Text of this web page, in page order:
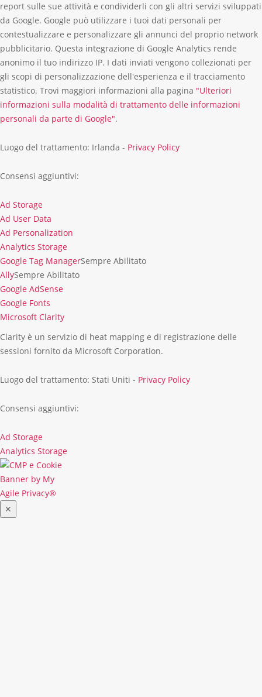
report sulle sue attività e condividerli con gli altri servizi sviluppati
da Google. Google può utilizzare i tuoi dati personali per
contestualizzare e personalizzare gli annunci del proprio network
pubblicitario. Questa integrazione di Google Analytics rende
anonimo il tuo indirizzo IP. I dati inviati vengono collezionati per
gli scopi di personalizzazione dell'esperienza e il tracciamento
statistico. Trovi maggiori informazioni alla pagina "Ulteriori
informazioni sulla modalità di trattamento delle informazioni
personali da parte di Google".
Luogo del trattamento: Irlanda - Privacy Policy
Consensi aggiuntivi:
Ad Storage
Ad
Storage
Ad User Data
Ad
User
Data
Ad Personalization
Ad
Personalization
Analytics Storage
Analytics
Storage
Google Tag ManagerSempre Abilitato
AllySempre Abilitato
Google AdSense
Google
AdSense
Google Fonts
Google
Microsoft Clarity
Clarity
Clarity è un servizio di heat mapping e di registrazione delle
sessioni fornito da Microsoft Corporation.
Luogo del trattamento: Stati Uniti - Privacy Policy
Consensi aggiuntivi:
Ad Storage
Ad
Storage
Analytics Storage
Analytics
Storage
✕